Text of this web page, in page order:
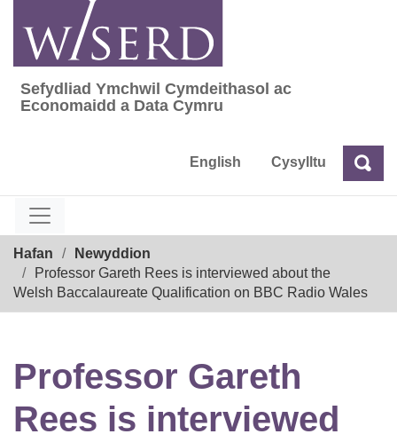
content
Sefydliad Ymchwil Cymdeithasol ac
Sefydliad Ymchwil Cymdeithasol ac
Economaidd a Data Cymru
English Cysylltu Chwilio
Hafan
Newyddion
Professor Gareth Rees is interviewed about the
Welsh Baccalaureate Qualification on BBC Radio Wales
Professor Gareth
Rees is interviewed